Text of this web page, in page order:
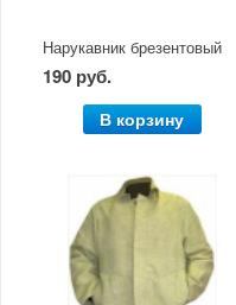
Нарукавник брезентовый
190 руб.
В корзину